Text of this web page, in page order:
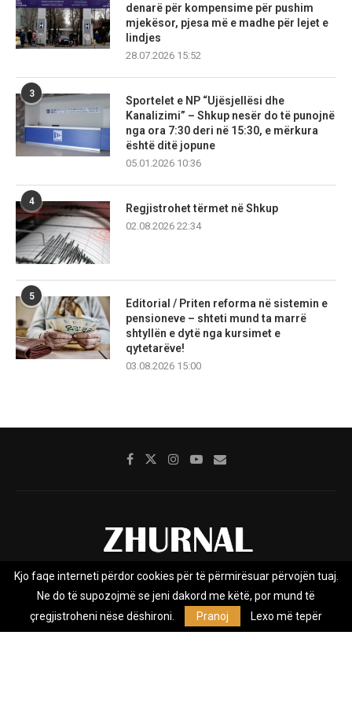
denarë për kompensime për pushim
mjekësor, pjesa më e madhe për lejet e
lindjes
28.07.2026 15:52
3
Sportelet e NP “Ujësjellësi dhe
Kanalizimi” – Shkup nesër do të punojnë
nga ora 7:30 deri në 15:30, e mërkura
është ditë jopune
05.01.2026 10:36
4
Regjistrohet tërmet në Shkup
02.08.2026 22:34
5
Editorial / Priten reforma në sistemin e
pensioneve – shteti mund ta marrë
shtyllën e dytë nga kursimet e
qytetarëve!
03.08.2026 15:00
Rreth nesh Impresumi Marketing
Privacy Policy
Zhurnal.mk është Agjenci e Lajmeve e pavarur, e themeluar në vitin
Kjo faqe interneti përdor cookies për të përmirësuar përvojën tuaj.
Ne do të supozojmë se jeni dakord me këtë, por mund të
çregjistroheni nëse dëshironi.
Pranoj Lexo më tepër